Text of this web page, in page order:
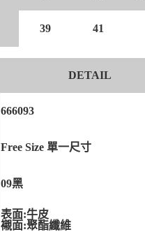
39 41
DETAIL
666093
Free Size 單一尺寸
09黑
表面:牛皮
襯面:聚酯纖維